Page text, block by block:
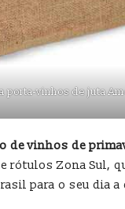
porta-vinhos de juta
de vinhos de
rótulos Zona Sul,
para o seu dia a